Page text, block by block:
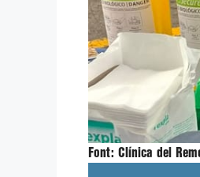
Font: Clínica del